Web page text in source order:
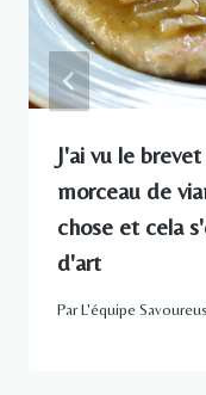
J'ai vu le
morceau de
chose et cela
d'art
ParL'équipe